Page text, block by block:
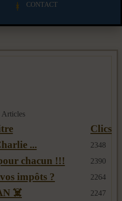
CONTACT
Articles
Clics
...
2348
chacun !!! 2390
impôts ? 2264
☠️ 2247